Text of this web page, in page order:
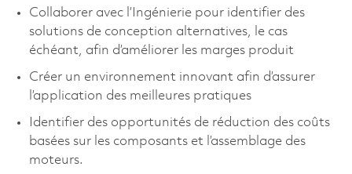
Collaborer avec l’Ingénierie pour identifier des
solutions de conception alternatives, le cas
échéant, afin d’améliorer les marges produit
Créer un environnement innovant afin d’assurer
l’application des meilleures pratiques
Identifier des opportunités de réduction des coûts
basées sur les composants et l’assemblage des
moteurs.